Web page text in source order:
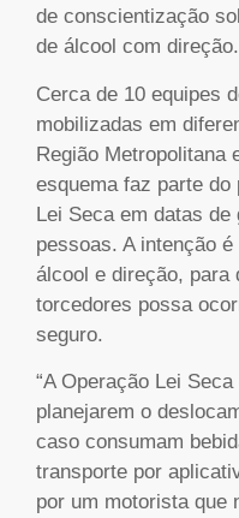
de conscientização
de álcool com direção.
Cerca de 10 equipes
mobilizadas em
Região Metropolitana
esquema faz parte do
Lei Seca em datas
pessoas. A intenção
álcool e direção, para
torcedores possa
seguro.
“A Operação Lei
planejarem o
caso consumam
transporte por
por um motorista que